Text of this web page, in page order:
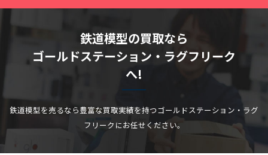
鉄道模型の買取なら
ゴールドステーション・ラグフリーク
へ!
鉄道模型を売るなら豊富な買取実績を持つゴールドステーション・ラグ
フリークにお任せください。